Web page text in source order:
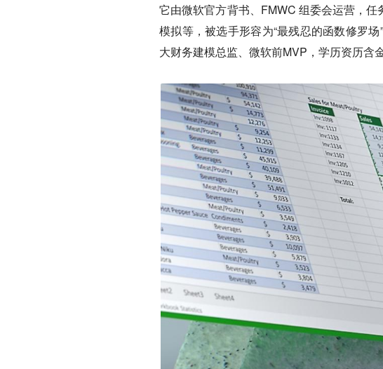
它由微软官方背书、FMWC 组委会运营，
模拟等，被选手形容为“最残忍的函数修罗
大财务建模总监、微软前MVP，学历资历含